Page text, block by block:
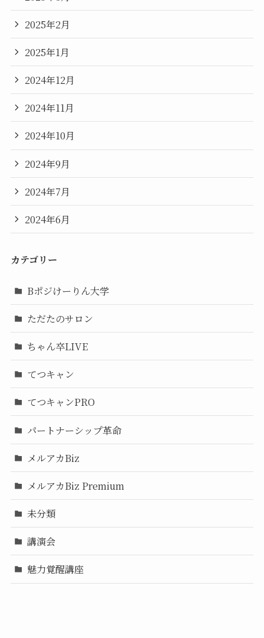
2025年2月
2025年1月
2024年12月
2024年11月
2024年10月
2024年9月
2024年7月
2024年6月
カテゴリー
Bポジけーりん大学
ただたのサロン
ちゃん卒LIVE
てつキャン
てつキャンPRO
パートナーシップ革命
メルアカBiz
メルアカBiz Premium
未分類
講演会
魅力覚醒講座